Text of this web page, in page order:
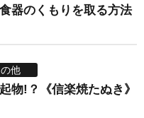
器のくもりを取る方法
他
物!？《信楽焼たぬき》